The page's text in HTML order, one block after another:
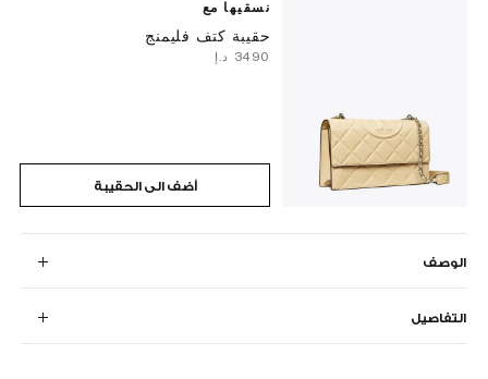
نسقيها مع
حقيبة كتف فليمنج
أضف الى الحقيبة
الوصف
التفاصيل